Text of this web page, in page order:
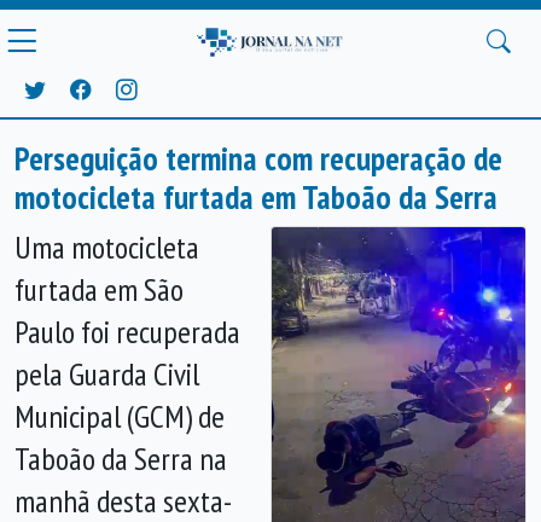
Perseguição termina com recuperação de
motocicleta furtada em Taboão da Serra
Uma motocicleta
furtada em São
Paulo foi recuperada
pela Guarda Civil
Municipal (GCM) de
Taboão da Serra na
manhã desta sexta-